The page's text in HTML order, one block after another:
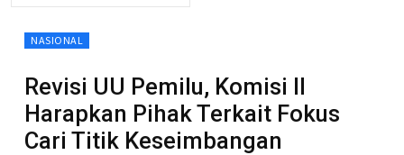
NASIONAL
Revisi UU Pemilu, Komisi II
Harapkan Pihak Terkait Fokus
Cari Titik Keseimbangan